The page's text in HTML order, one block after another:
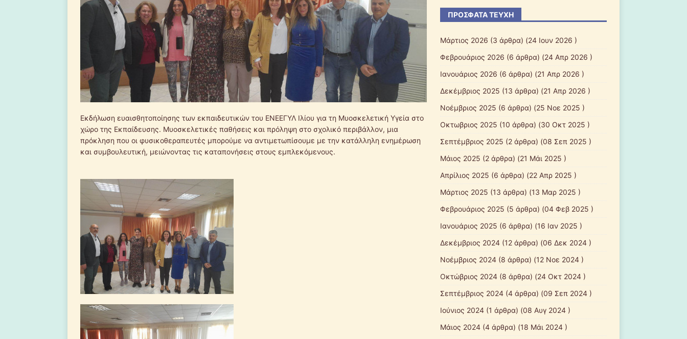
Εκδήλωση ευαισθητοποίησης των εκπαιδευτικών του ΕΝΕΕΓΥΛ Ιλίου για τη Μυοσκελετική Υγεία στο
χώρο της Εκπαίδευσης. Μυοσκελετικές παθήσεις και πρόληψη στο σχολικό περιβάλλον, μια
πρόκληση που οι φυσικοθεραπευτές μπορούμε να αντιμετωπίσουμε με την κατάλληλη ενημέρωση
και συμβουλευτική, μειώνοντας τις καταπονήσεις στους εμπλεκόμενους.
ΠΡΌΣΦΑΤΑ ΤΕΎΧΗ
Μάρτιος 2026 (3 άρθρα) (24 Ιουν 2026 )
Φεβρουάριος 2026 (6 άρθρα) (24 Απρ 2026 )
Ιανουάριος 2026 (6 άρθρα) (21 Απρ 2026 )
Δεκέμβριος 2025 (13 άρθρα) (21 Απρ 2026 )
Νοέμβριος 2025 (6 άρθρα) (25 Νοε 2025 )
Οκτωβριος 2025 (10 άρθρα) (30 Οκτ 2025 )
Σεπτέμβριος 2025 (2 άρθρα) (08 Σεπ 2025 )
Mάιος 2025 (2 άρθρα) (21 Μάι 2025 )
Απρίλιος 2025 (6 άρθρα) (22 Απρ 2025 )
Μάρτιος 2025 (13 άρθρα) (13 Μαρ 2025 )
Φεβρουάριος 2025 (5 άρθρα) (04 Φεβ 2025 )
Ιανουάριος 2025 (6 άρθρα) (16 Ιαν 2025 )
Δεκέμβριος 2024(12 άρθρα) (06 Δεκ 2024 )
Νοέμβριος 2024(8 άρθρα) (12 Νοε 2024 )
Οκτώβριος 2024(8 άρθρα) (24 Οκτ 2024 )
Σεπτέμβριος 2024(4 άρθρα) (09 Σεπ 2024 )
Ιούνιος 2024(1 άρθρα) (08 Αυγ 2024 )
Μάιος 2024(4 άρθρα) (18 Μάι 2024 )